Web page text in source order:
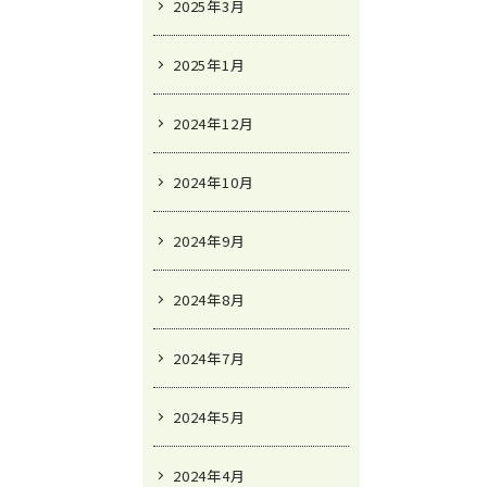
2025年3月
2025年1月
2024年12月
2024年10月
2024年9月
2024年8月
2024年7月
2024年5月
2024年4月